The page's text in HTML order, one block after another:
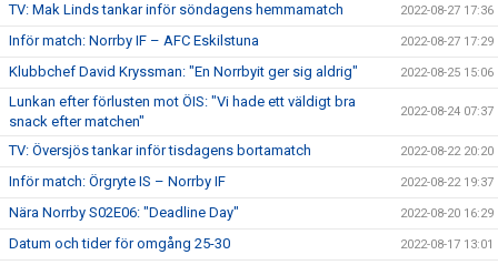
TV: Mak Linds tankar inför söndagens hemmamatch 2022-08-27 17:36
Inför match: Norrby IF – AFC Eskilstuna 2022-08-27 17:29
Klubbchef David Kryssman: "En Norrbyit ger sig aldrig" 2022-08-25 15:06
Lunkan efter förlusten mot ÖIS: "Vi hade ett väldigt bra
snack efter matchen"
2022-08-24 07:37
TV: Översjös tankar inför tisdagens bortamatch 2022-08-22 20:20
Inför match: Örgryte IS – Norrby IF 2022-08-22 19:37
Nära Norrby S02E06: "Deadline Day" 2022-08-20 16:29
Datum och tider för omgång 25-30 2022-08-17 13:01